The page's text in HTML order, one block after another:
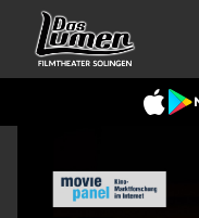
Zum Hauptinhalt